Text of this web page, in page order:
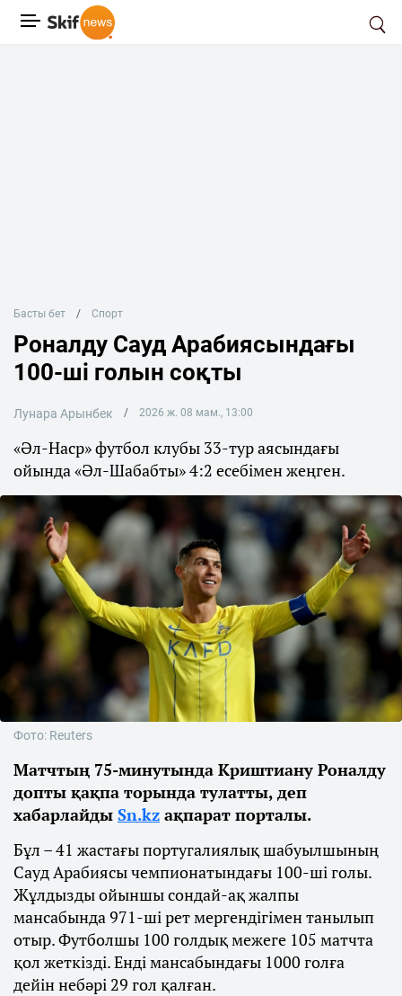
Басты бет Спорт
Роналду Сауд Арабиясындағы
100-ші голын соқты
Лунара Арынбек 2026 ж. 08 мам., 13:00
«Әл-Наср» футбол клубы 33-тур аясындағы
ойында «Әл-Шабабты» 4:2 есебімен жеңген.
Фото: Reuters
Матчтың 75-минутында Криштиану Роналду
допты қақпа торында тулатты, деп
хабарлайды Sn.kz ақпарат порталы.
Бұл – 41 жастағы португалиялық шабуылшының
Сауд Арабиясы чемпионатындағы 100-ші голы.
Жұлдызды ойыншы сондай-ақ жалпы
мансабында 971-ші рет мергендігімен танылып
отыр. Футболшы 100 голдық межеге 105 матчта
қол жеткізді. Енді мансабындағы 1000 голға
дейін небәрі 29 гол қалған.